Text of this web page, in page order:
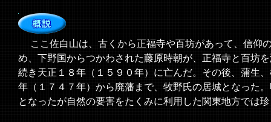
ここ佐白山は、古くから正福寺や百坊があって、信仰
め、下野国からつかわされた藤原時朝が、正福寺と百坊
続き天正１８年（１５９０年）に亡んだ。その後、蒲生
年（１７４７年）から廃藩まで、牧野氏の居城となった
となったが自然の要害をたくみに利用した関東地方では